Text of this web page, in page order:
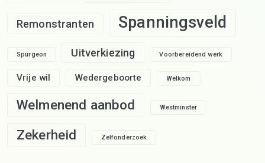
Remonstranten Spanningsveld
Spurgeon Uitverkiezing Voorbereidend werk
Vrije wil Wedergeboorte Welkom
Welmenend aanbod Westminster
Zekerheid Zelfonderzoek